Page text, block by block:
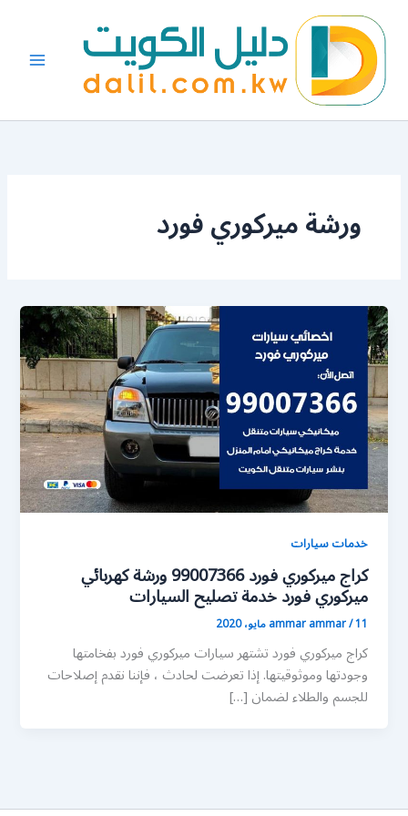
المحتوى
ورشة ميركوري فورد
خدمات سيارات
كراج ميركوري فورد 99007366 ورشة كهربائي
ميركوري فورد خدمة تصليح السيارات
ammar ammar/11 مايو، 2020
كراج ميركوري فورد تشتهر سيارات ميركوري فورد بفخامتها
وجودتها وموثوقيتها. إذا تعرضت لحادث ، فإننا نقدم إصلاحات
للجسم والطلاء لضمان […]